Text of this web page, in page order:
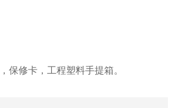
保修卡，工程塑料手提箱。